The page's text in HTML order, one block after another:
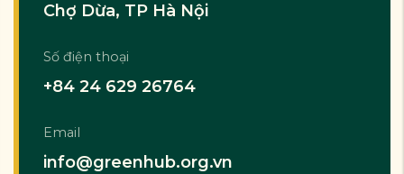
Chợ Dừa, TP Hà Nội
Số điện thoại
+84 24 629 26764
Email
info@greenhub.org.vn